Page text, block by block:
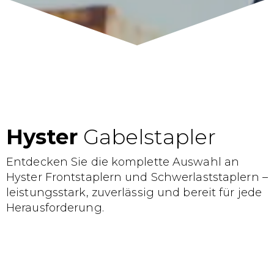
HysterGabelstapler
Entdecken Sie die komplette Auswahl an
Hyster Frontstaplern und Schwerlaststaplern –
leistungsstark, zuverlässig und bereit für jede
Herausforderung.